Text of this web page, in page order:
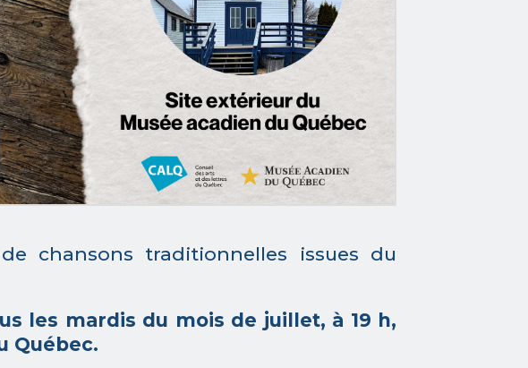
chansons traditionnelles issues du
les mardis du mois de juillet, à 19 h,
Québec.